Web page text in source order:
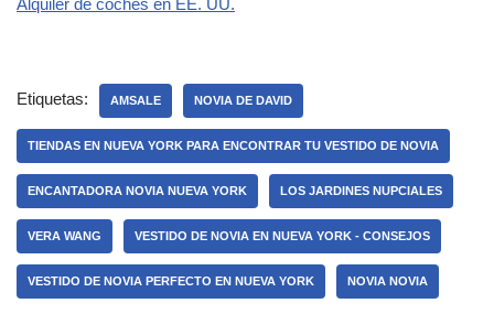
Alquiler de coches en EE. UU.
Etiquetas: AMSALE NOVIA DE DAVID
TIENDAS EN NUEVA YORK PARA ENCONTRAR TU VESTIDO DE NOVIA
ENCANTADORA NOVIA NUEVA YORK LOS JARDINES NUPCIALES
VERA WANG VESTIDO DE NOVIA EN NUEVA YORK - CONSEJOS
VESTIDO DE NOVIA PERFECTO EN NUEVA YORK NOVIA NOVIA